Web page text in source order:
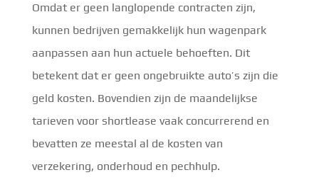
Omdat er geen langlopende contracten zijn,
kunnen bedrijven gemakkelijk hun wagenpark
aanpassen aan hun actuele behoeften. Dit
betekent dat er geen ongebruikte auto’s zijn die
geld kosten. Bovendien zijn de maandelijkse
tarieven voor shortlease vaak concurrerend en
bevatten ze meestal al de kosten van
verzekering, onderhoud en pechhulp.